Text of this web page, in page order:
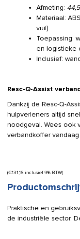
Afmeting:
Materiaal:
vuil)
Toepassing:
en logistieke
Inclusief:
Resc-Q-Assist
Dankzij de Resc-Q-
hulpverleners altijd
noodgeval. Wees ook
verbandkoffer
(€131,16 inclusief 9% BTW)
Praktische en
de industriële sector.